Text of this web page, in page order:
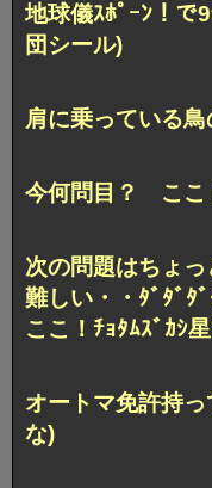
地球儀ｽﾎﾟｰﾝ！
団シール)
肩に乗っている
今何問目？ こ
次の問題はちょっ
難しい・・ﾀﾞﾀﾞﾀﾞ
ここ！ﾁｮﾀﾑｽﾞｶｼ
オートマ免許持
な)